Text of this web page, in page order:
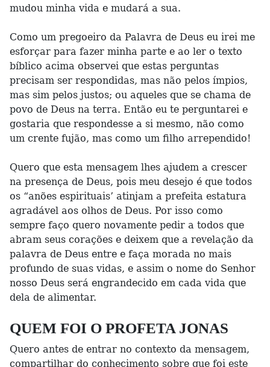
mudou minha vida e mudará a sua.
Como um pregoeiro da Palavra de Deus eu irei me
esforçar para fazer minha parte e ao ler o texto
bíblico acima observei que estas perguntas
precisam ser respondidas, mas não pelos ímpios,
mas sim pelos justos; ou aqueles que se chama de
povo de Deus na terra. Então eu te perguntarei e
gostaria que respondesse a si mesmo, não como
um crente fujão, mas como um filho arrependido!
Quero que esta mensagem lhes ajudem a crescer
na presença de Deus, pois meu desejo é que todos
os “anões espirituais’ atinjam a prefeita estatura
agradável aos olhos de Deus. Por isso como
sempre faço quero novamente pedir a todos que
abram seus corações e deixem que a revelação da
palavra de Deus entre e faça morada no mais
profundo de suas vidas, e assim o nome do Senhor
nosso Deus será engrandecido em cada vida que
dela de alimentar.
QUEM FOI O PROFETA JONAS
Quero antes de entrar no contexto da mensagem,
compartilhar do conhecimento sobre que foi este